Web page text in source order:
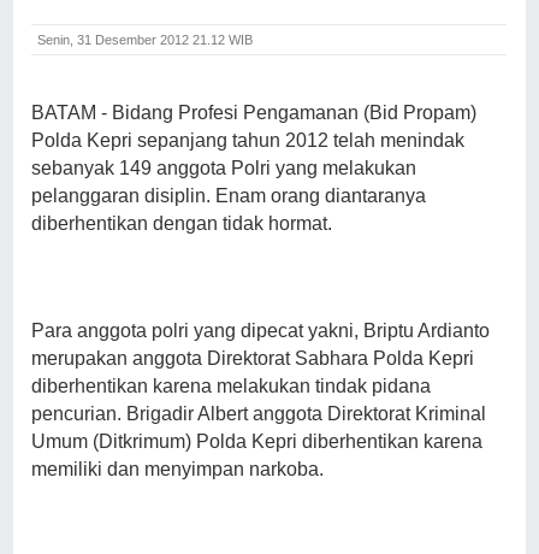
Senin, 31 Desember 2012 21.12 WIB
BATAM - Bidang Profesi Pengamanan (Bid Propam)
Polda Kepri sepanjang tahun 2012 telah menindak
sebanyak 149 anggota Polri yang melakukan
pelanggaran disiplin. Enam orang diantaranya
diberhentikan dengan tidak hormat.
Para anggota polri yang dipecat yakni, Briptu Ardianto
merupakan anggota Direktorat Sabhara Polda Kepri
diberhentikan karena melakukan tindak pidana
pencurian. Brigadir Albert anggota Direktorat Kriminal
Umum (Ditkrimum) Polda Kepri diberhentikan karena
memiliki dan menyimpan narkoba.